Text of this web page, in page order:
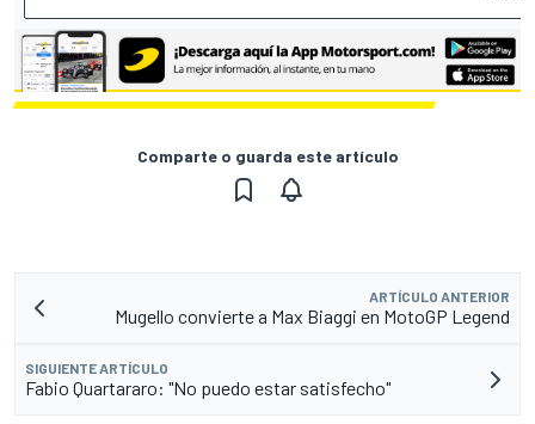
Comparte o guarda este artículo
ARTÍCULO ANTERIOR
Mugello convierte a Max Biaggi en MotoGP Legend
SIGUIENTE ARTÍCULO
Fabio Quartararo: "No puedo estar satisfecho"